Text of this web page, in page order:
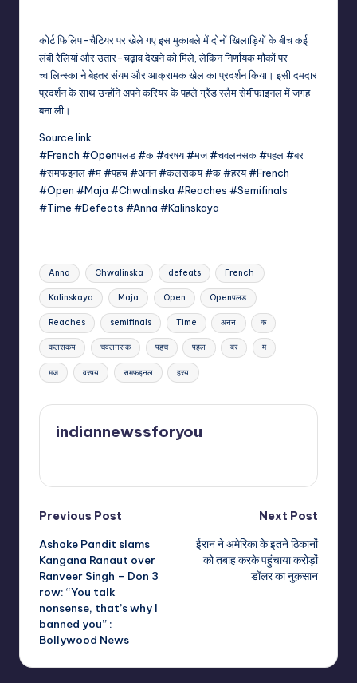
कोर्ट फिलिप-चैटियर पर खेले गए इस मुकाबले में दोनों खिलाड़ियों के बीच कई
लंबी रैलियां और उतार-चढ़ाव देखने को मिले, लेकिन निर्णायक मौकों पर
च्वालिन्स्का ने बेहतर संयम और आक्रामक खेल का प्रदर्शन किया। इसी दमदार
प्रदर्शन के साथ उन्होंने अपने करियर के पहले ग्रैंड स्लैम सेमीफाइनल में जगह
बना ली।
Source link
#French #Openपलड #क #वरषय #मज #चवलनसक #पहल #बर
#समफइनल #म #पहच #अनन #कलसकय #क #हरय #French
#Open #Maja #Chwalinska #Reaches #Semifinals
#Time #Defeats #Anna #Kalinskaya
Tags:
Anna Chwalinska defeats French
Kalinskaya Maja Open Openपलड
Reaches semifinals Time अनन क
कलसकय चवलनसक पहच पहल बर म
मज वरषय समफइनल हरय
indiannewssforyou
Post
navigation
Previous Post
Ashoke Pandit slams
Kangana Ranaut over
Ranveer Singh – Don 3
row: “You talk
nonsense, that’s why I
banned you” :
Bollywood News
Next Post
ईरान ने अमेरिका के इतने ठिकानों
को तबाह करके पहुंचाया करोड़ों
डॉलर का नुक़सान